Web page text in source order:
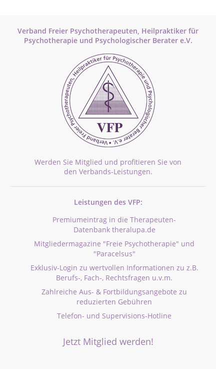
Verband Freier Psychotherapeuten, Heilpraktiker für
Psychotherapie und Psychologischer Berater e.V.
Werden Sie Mitglied und profitieren Sie von
den Verbands-Leistungen.
Leistungen des VFP:
Premiumeintrag in die Therapeuten-
Datenbank theralupa.de
Mitgliedermagazine "Freie Psychotherapie" und
"Paracelsus"
Exklusiv-Login zu wertvollen Informationen zu z.B.
Berufs-, Fach-, Rechtsfragen u.v.m.
Zahlreiche Aus- & Fortbildungsangebote zu
reduzierten Gebühren
Telefon- und Supervisions-Hotline
Jetzt Mitglied werden!